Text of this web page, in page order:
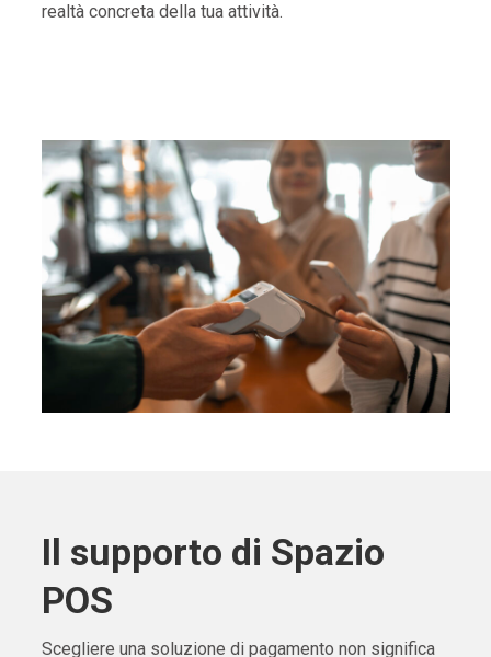
realtà concreta della tua attività.
Il supporto di Spazio
POS
Scegliere una soluzione di pagamento non significa